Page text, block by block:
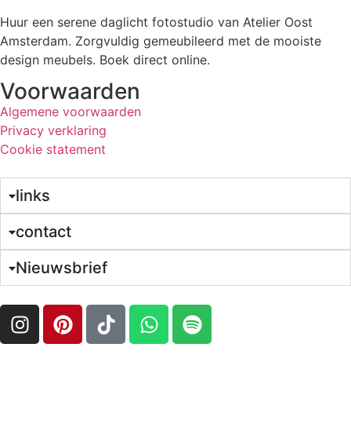
Huur een serene daglicht fotostudio van Atelier Oost
Amsterdam. Zorgvuldig gemeubileerd met de mooiste
design meubels. Boek direct online.
Voorwaarden
Algemene voorwaarden
Privacy verklaring
Cookie statement
links
contact
Nieuwsbrief